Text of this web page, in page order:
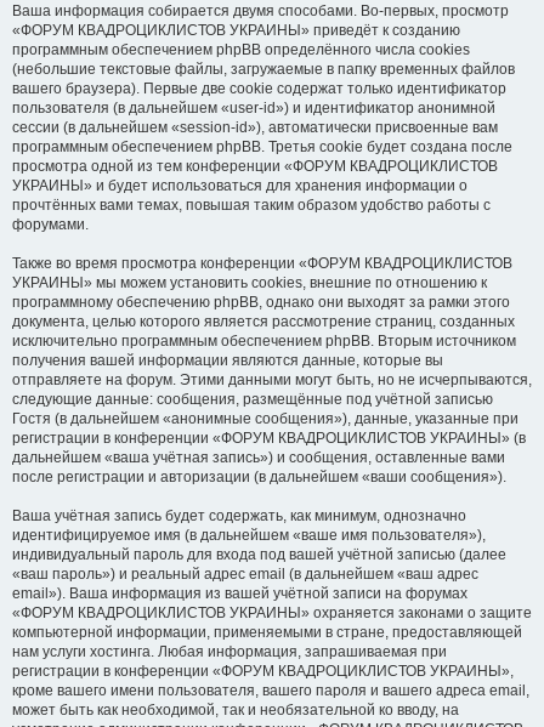
Ваша информация собирается двумя способами. Во-первых, просмотр
«ФОРУМ КВАДРОЦИКЛИСТОВ УКРАИНЫ» приведёт к созданию
программным обеспечением phpBB определённого числа cookies
(небольшие текстовые файлы, загружаемые в папку временных файлов
вашего браузера). Первые две cookie содержат только идентификатор
пользователя (в дальнейшем «user-id») и идентификатор анонимной
сессии (в дальнейшем «session-id»), автоматически присвоенные вам
программным обеспечением phpBB. Третья cookie будет создана после
просмотра одной из тем конференции «ФОРУМ КВАДРОЦИКЛИСТОВ
УКРАИНЫ» и будет использоваться для хранения информации о
прочтённых вами темах, повышая таким образом удобство работы с
форумами.
Также во время просмотра конференции «ФОРУМ КВАДРОЦИКЛИСТОВ
УКРАИНЫ» мы можем установить cookies, внешние по отношению к
программному обеспечению phpBB, однако они выходят за рамки этого
документа, целью которого является рассмотрение страниц, созданных
исключительно программным обеспечением phpBB. Вторым источником
получения вашей информации являются данные, которые вы
отправляете на форум. Этими данными могут быть, но не исчерпываются,
следующие данные: сообщения, размещённые под учётной записью
Гостя (в дальнейшем «анонимные сообщения»), данные, указанные при
регистрации в конференции «ФОРУМ КВАДРОЦИКЛИСТОВ УКРАИНЫ» (в
дальнейшем «ваша учётная запись») и сообщения, оставленные вами
после регистрации и авторизации (в дальнейшем «ваши сообщения»).
Ваша учётная запись будет содержать, как минимум, однозначно
идентифицируемое имя (в дальнейшем «ваше имя пользователя»),
индивидуальный пароль для входа под вашей учётной записью (далее
«ваш пароль») и реальный адрес email (в дальнейшем «ваш адрес
email»). Ваша информация из вашей учётной записи на форумах
«ФОРУМ КВАДРОЦИКЛИСТОВ УКРАИНЫ» охраняется законами о защите
компьютерной информации, применяемыми в стране, предоставляющей
нам услуги хостинга. Любая информация, запрашиваемая при
регистрации в конференции «ФОРУМ КВАДРОЦИКЛИСТОВ УКРАИНЫ»,
кроме вашего имени пользователя, вашего пароля и вашего адреса email,
может быть как необходимой, так и необязательной ко вводу, на